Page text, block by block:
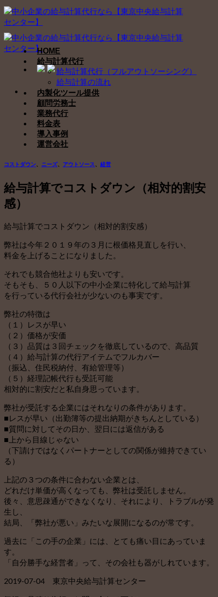
Skip
to
content
HOME
給与計算代行
給与計算代行（フルアウトソーシング）
給与計算の流れ
内製化ツール提供
顧問労務士
業務代行
料金表
導入事例
運営会社
コストダウン ニーズ、 アウトソース 経営
給与計算でコストダウン（相対的割安
感）
給与計算でコストダウン（相対的割安感）
弊社は今年２０１９年の３月に根価格見直しを行い、
料金を上げることになりました。
それでも競合他社よりも安いです。
そもそも、５０人以下の中小企業に特化して給与計算
を行っている代行会社が少ないのも事実です。
弊社の特徴は
（１）レスが早い
（２）価格が安価
（３）品質は３回チェックを徹底しているので、高品質
（４）給与計算の代行アイテムでフルカバー
（振込、住民税納付、有給管理等）
（５）経理記帳代行も受託可能
相対的に割安だと私自身思っています。
弊社が受託する企業にはそれなりの条件があります。
■レスが早い（出勤簿等の提出納期がきちんとしている）
■質問に対してその日か、翌日には返信がある
■上から目線じゃない
（下請けではなくパートナーとしての関係が維持できてい
る）
上記の３つの条件に合わない企業とは、
どれだけ単価が高くなっても、弊社は受託しません。
後々、意思疎通ができなくなり、それにより、トラブルが発
生し、
結局、「弊社が悪い」みたいな展開になるのが常です。
過去に「この手の企業」には、とても痛い目にあっていま
す。
「自分勝手な経営者」って、その会社も器がしれています。
2019-07-04 東京中央給与計算センター